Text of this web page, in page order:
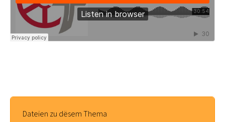
Dateien zu dësem Thema